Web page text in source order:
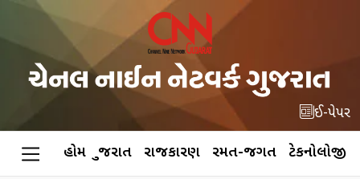
ઈ-પેપર
હોમ ગુજરાત રાજકારણ રમત-જગત ટેકનોલોજી